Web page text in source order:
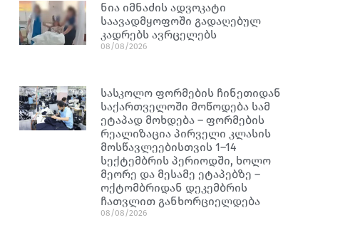
ნია იმნაძის ადვოკატი
საავადმყოფოში გადაღებულ
კადრებს ავრცელებს
08/08/2026
სასკოლო ფორმების ჩინეთიდან
საქართველოში მოწოდება სამ
ეტაპად მოხდება – ფორმების
რეალიზაცია პირველი კლასის
მოსწავლეებისთვის 1–14
სექტემბრის პერიოდში, ხოლო
მეორე და მესამე ეტაპებზე –
ოქტომბრიდან დეკემბრის
ჩათვლით განხორციელდება
08/08/2026